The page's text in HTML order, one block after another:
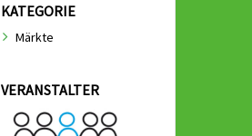
KATEGORIE
Märkte
VERANSTALTER